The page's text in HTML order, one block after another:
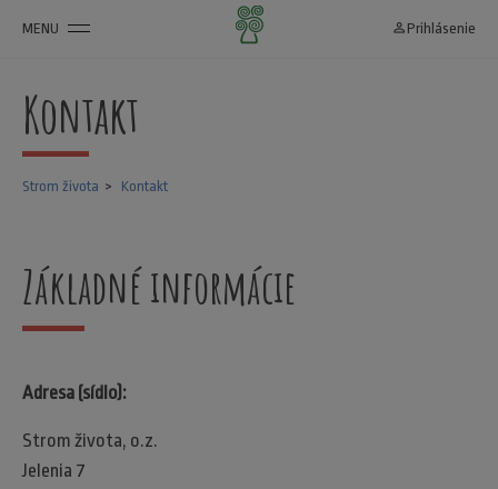
MENU person_outline Prihlásenie
Kontakt
Strom života Kontakt
Základné informácie
Adresa (sídlo):
Strom života, o.z.
Jelenia 7